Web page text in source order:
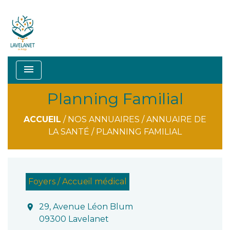
menu
Planning Familial
ACCUEIL / NOS ANNUAIRES /ANNUAIRE DE
LA SANTÉ / PLANNING FAMILIAL
Foyers / Accueil médical
location_on
29, Avenue Léon Blum
09300 Lavelanet